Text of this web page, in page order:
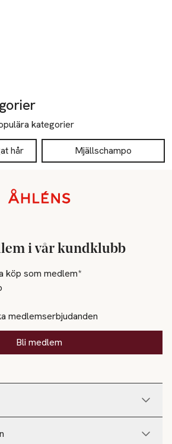
kategorier
hår Mjällschampo
i vår kundklubb
köp som medlem*
medlemserbjudanden
Bli medlem